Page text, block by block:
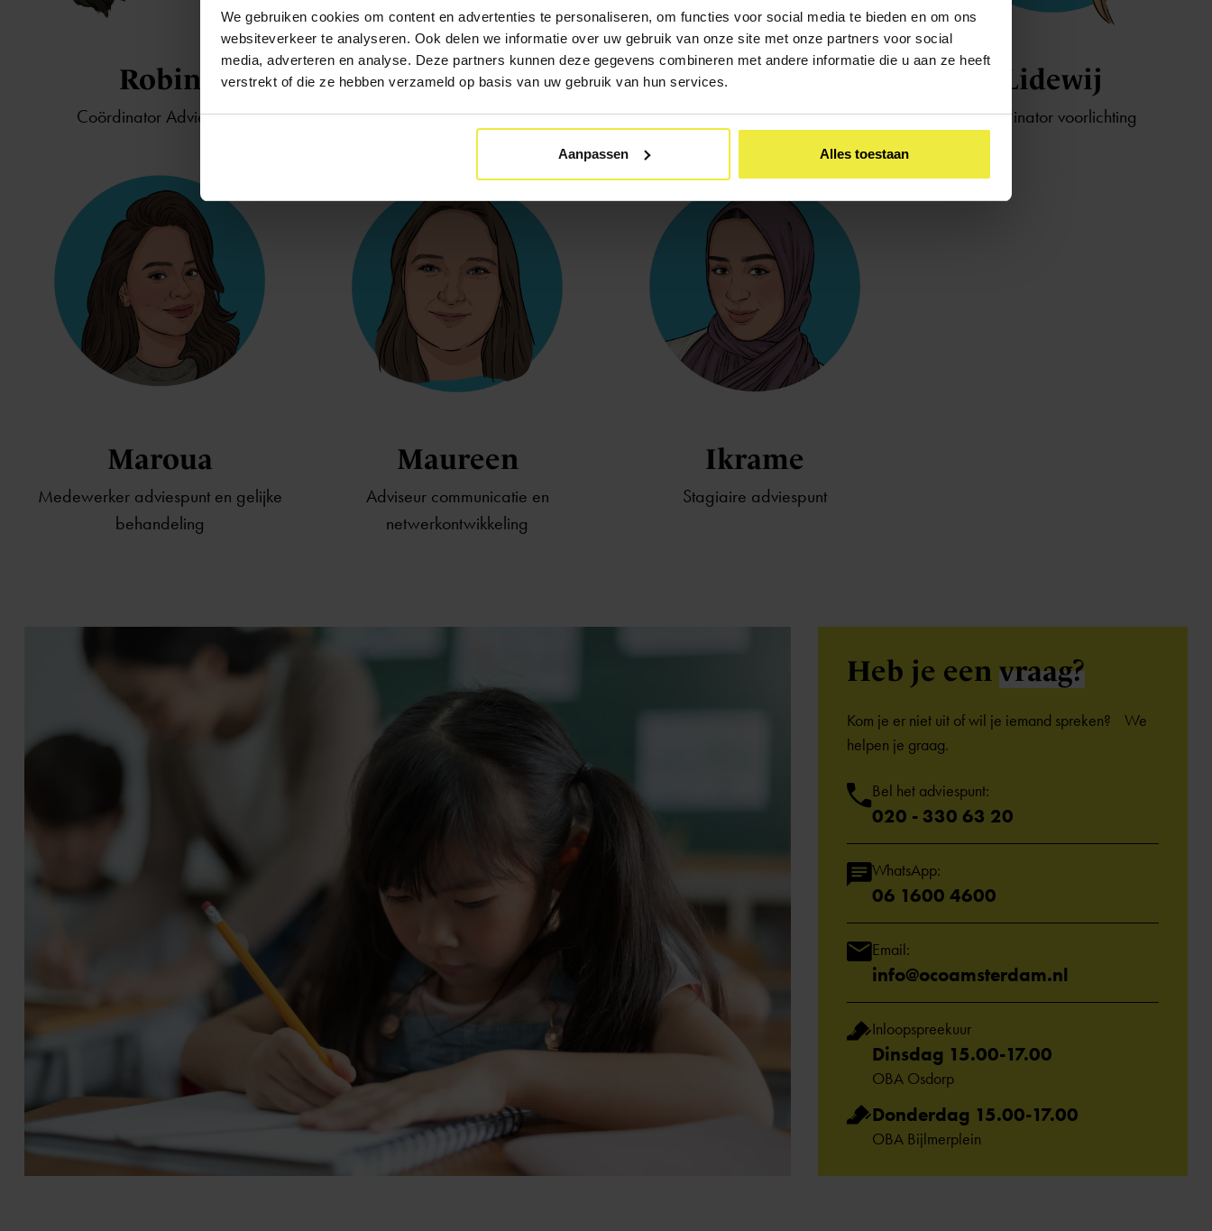
We gebruiken cookies om content en advertenties te personaliseren, om functies voor social media te bieden en om ons
websiteverkeer te analyseren. Ook delen we informatie over uw gebruik van onze site met onze partners voor social
media, adverteren en analyse. Deze partners kunnen deze gegevens combineren met andere informatie die u aan ze heeft
verstrekt of die ze hebben verzameld op basis van uw gebruik van hun services.
Aanpassen Alles toestaan
Robin
Coördinator Adviespunt
Fatima
Adviseur mbo en wijkontwikkeling
Floor
Directeur
Lidewij
Coördinator voorlichting
Maroua
Medewerker adviespunt en gelijke
behandeling
Maureen
Adviseur communicatie en
netwerkontwikkeling
Ikrame
Stagiaire adviespunt
Heb je een vraag?
Kom je er niet uit of wil je iemand spreken? We
helpen je graag.
Bel het adviespunt:
020 - 330 63 20
WhatsApp:
06 1600 4600
Email:
info@ocoamsterdam.nl
Inloopspreekuur
Dinsdag 15.00-17.00
OBA Osdorp
Donderdag 15.00-17.00
OBA Bijlmerplein